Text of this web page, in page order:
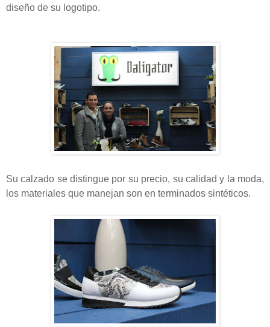
diseño de su logotipo.
Su calzado se distingue por su precio, su calidad y la moda,
los materiales que manejan son en terminados sintéticos.